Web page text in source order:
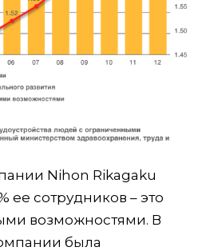
Nihon Rikagaku
ее сотрудников – это
возможностями. В
была